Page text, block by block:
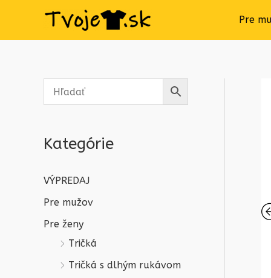
Pre
Kategórie
VÝPREDAJ
Pre mužov
Pre ženy
Tričká
Tričká s dlhým rukávom